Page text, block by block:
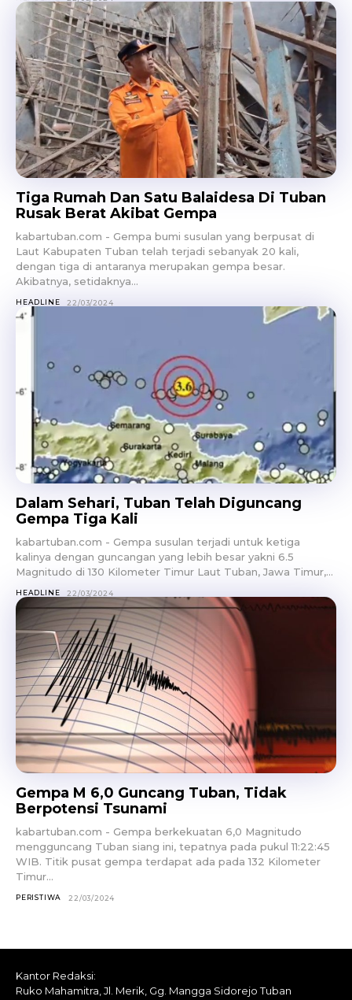
Tiga Rumah Dan Satu Balaidesa Di Tuban
Rusak Berat Akibat Gempa
kabartuban.com - Gempa bumi susulan yang berpusat di
Laut Kabupaten Tuban telah terjadi sebanyak 20 kali,
dengan tiga di antaranya merupakan gempa besar.
Akibatnya, setidaknya...
HEADLINE 22/03/2024
Dalam Sehari, Tuban Telah Diguncang
Gempa Tiga Kali
kabartuban.com - Gempa susulan terjadi untuk ketiga
kalinya dengan guncangan yang lebih besar yakni 6.5
Magnitudo di 130 Kilometer Timur Laut Tuban, Jawa Timur,...
HEADLINE 22/03/2024
Gempa M 6,0 Guncang Tuban, Tidak
Berpotensi Tsunami
kabartuban.com - Gempa berkekuatan 6,0 Magnitudo
mengguncang Tuban siang ini, tepatnya pada pukul 11:22:45
WIB. Titik pusat gempa terdapat ada pada 132 Kilometer
Timur...
PERISTIWA 22/03/2024
Kantor Redaksi:
Ruko Mahamitra, Jl. Merik, Gg. Mangga Sidorejo Tuban